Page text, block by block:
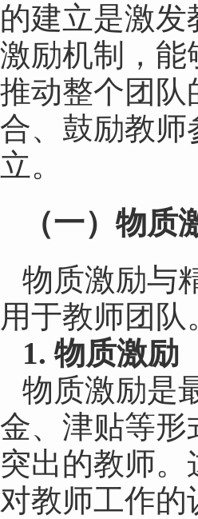
的建立是激
激励机制，能
推动整个团队
合、鼓励教
立。
（一）物质
物质激励与
用于教师团队
1. 物质激励
物质激励是
金、津贴等
突出的教师
对教师工作